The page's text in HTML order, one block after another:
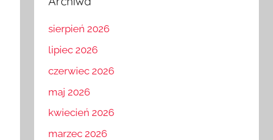
Archiwa
sierpień 2026
lipiec 2026
czerwiec 2026
maj 2026